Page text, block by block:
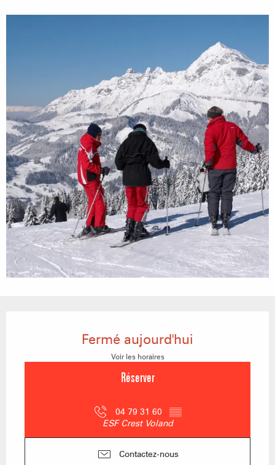
Fermé aujourd'hui
Voir les horaires
Réserver
04 79 31 60 ▒▒
ESF Crest Voland
Contactez-nous